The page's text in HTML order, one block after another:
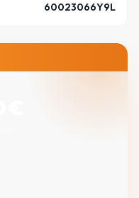
60023066Y9L